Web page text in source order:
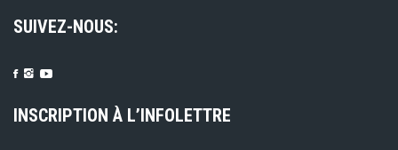
SUIVEZ-NOUS:
INSCRIPTION À L’INFOLETTRE